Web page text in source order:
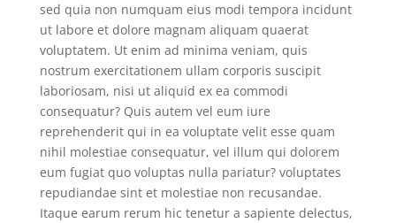
sed quia non numquam eius modi tempora incidunt
ut labore et dolore magnam aliquam quaerat
voluptatem. Ut enim ad minima veniam, quis
nostrum exercitationem ullam corporis suscipit
laboriosam, nisi ut aliquid ex ea commodi
consequatur? Quis autem vel eum iure
reprehenderit qui in ea voluptate velit esse quam
nihil molestiae consequatur, vel illum qui dolorem
eum fugiat quo voluptas nulla pariatur? voluptates
repudiandae sint et molestiae non recusandae.
Itaque earum rerum hic tenetur a sapiente delectus,